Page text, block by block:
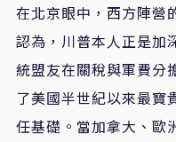
在北京眼中，西方陣營
認為，川普本人正是加
統盟友在關稅與軍費分
了美國半世紀以來最寶
任基礎。當加拿大、歐